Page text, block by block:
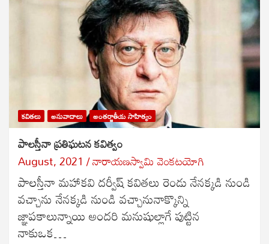
కవితలు అనువాదాలు అంతర్జాతీయ సాహిత్యం
పాలస్తీనా ప్రతిఘటన కవిత్వం
August, 2021 నారాయణస్వామి వెంకటయోగి
పాలస్తీనా మహాకవి దర్వీష్ కవితలు రెండు నేనక్కడి నుండి
వచ్చాను నేనక్కడి నుండి వచ్చానునాక్కొన్ని
జ్ఞాపకాలున్నాయి అందరి మనుషుల్లాగే పుట్టిన
నాకుఒక…